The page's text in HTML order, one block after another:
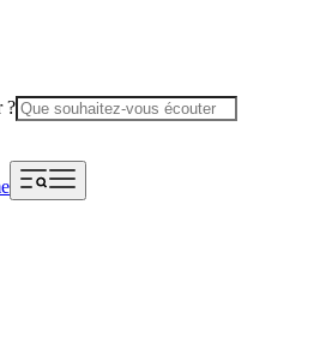
?